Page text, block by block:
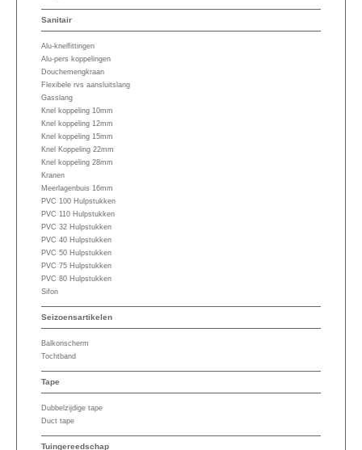
Sanitair
Alu-knelfittingen
Alu-pers koppelingen
Douchemengkraan
Flexibele rvs aansluitslang
Gasslang
Knel koppeling 10mm
Knel koppeling 12mm
Knel koppeling 15mm
Knel Koppeling 22mm
Knel koppeling 28mm
Kranen
Meerlagenbuis 16mm
PVC 100 Hulpstukken
PVC 110 Hulpstukken
PVC 32 Hulpstukken
PVC 40 Hulpstukken
PVC 50 Hulpstukken
PVC 75 Hulpstukken
PVC 80 Hulpstukken
Sifon
Seizoensartikelen
Balkonscherm
Tochtband
Tape
Dubbelzijdige tape
Duct tape
Tuingereedschap